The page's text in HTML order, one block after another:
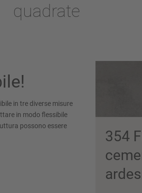
quadrate
in tre diverse misure
in modo flessibile
possono essere
354